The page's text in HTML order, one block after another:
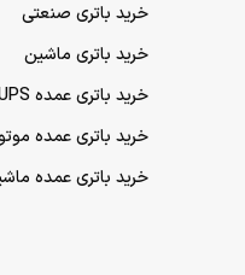
خرید باتری صنعتی
خرید باتری ماشین
خرید باتری عمده UPS (یو‌پی‌اس)
خرید باتری عمده
خرید باتری عمده